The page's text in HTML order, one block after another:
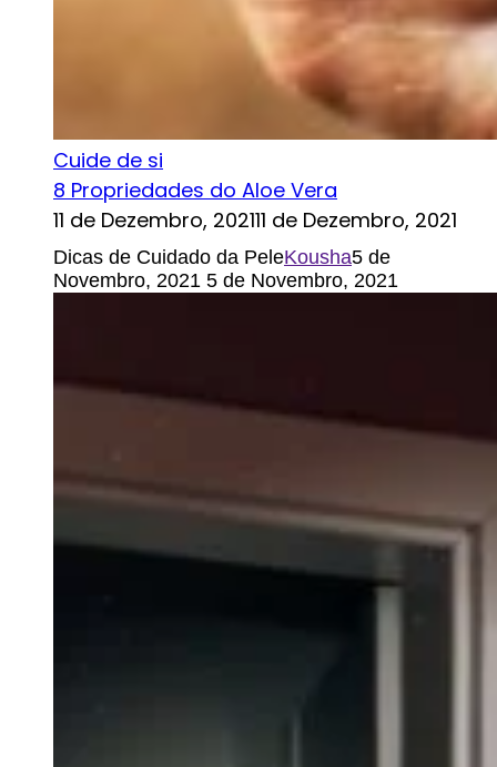
Cuide de si
8 Propriedades do Aloe Vera
11 de Dezembro, 202111 de Dezembro, 2021
Dicas de Cuidado da PeleKousha5 de
Novembro, 2021 5 de Novembro, 2021